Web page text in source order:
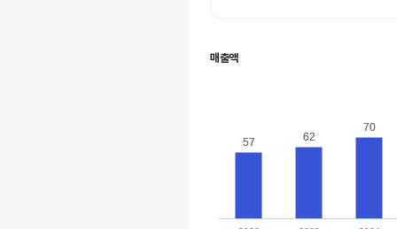
매출액
57
57 62
62
70
70